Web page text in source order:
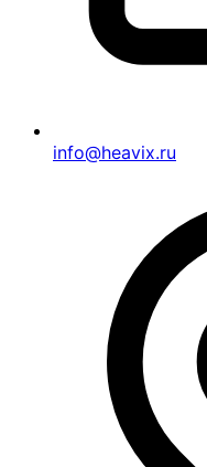
info@heavix.ru